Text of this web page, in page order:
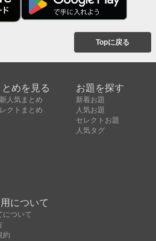
Topに戻る
とめを見る
人気まとめ
クトまとめ
お題を探す
新着お題
人気お題
セレクトお題
人気タグ
について
について
約